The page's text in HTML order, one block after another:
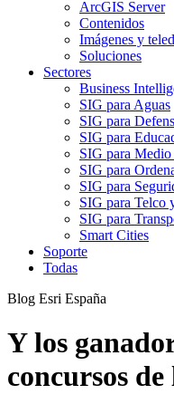
ArcGIS Server
Contenidos
Imágenes y
Soluciones
Sectores
Business
SIG para Aguas
SIG para
SIG para
SIG para
SIG para
SIG para
SIG para Telco
SIG para
Smart Cities
Soporte
Todas
Blog Esri España
Y los
concursos